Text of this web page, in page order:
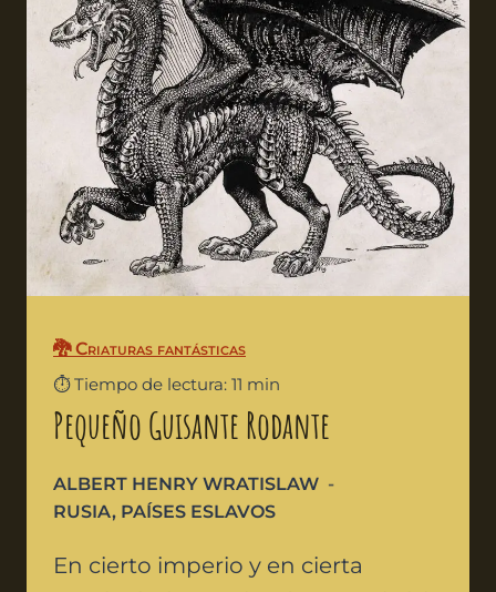
🐉 Criaturas fantásticas
⏱️ Tiempo de lectura: 11 min
Pequeño Guisante Rodante
ALBERT HENRY WRATISLAW
RUSIA, PAÍSES ESLAVOS
En cierto imperio y en cierta